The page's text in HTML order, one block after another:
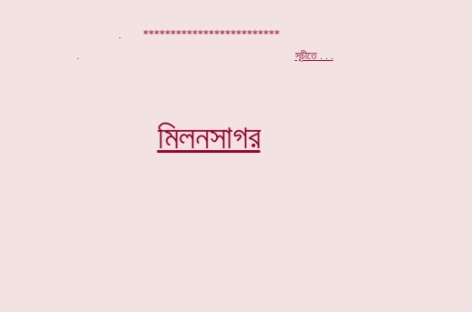
. *************************
. সূচীতে . . .
মিলনসাগর